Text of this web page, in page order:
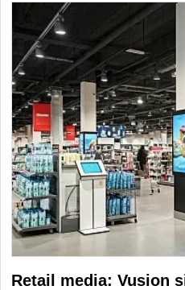
Retail media: Vusion